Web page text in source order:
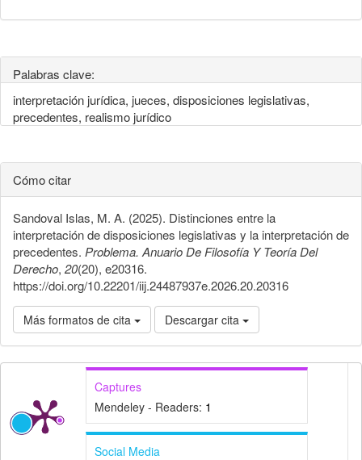
Palabras clave:
interpretación jurídica, jueces, disposiciones legislativas,
precedentes, realismo jurídico
Cómo citar
Sandoval Islas, M. A. (2025). Distinciones entre la
interpretación de disposiciones legislativas y la interpretación de
precedentes. Problema. Anuario De Filosofía Y Teoría Del
Derecho, 20(20), e20316.
https://doi.org/10.22201/iij.24487937e.2026.20.20316
Más formatos de cita Descargar cita
Captures
Mendeley - Readers: 1
Social Media